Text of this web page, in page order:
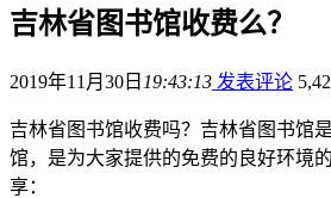
吉林省图书馆收费么？
2019年11月30日 19:43:13 发表评论
吉林省图书馆收费吗？吉林省图书馆
馆，是为大家提供的免费的良好环境
享：